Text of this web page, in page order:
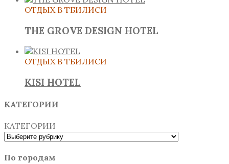
ОТДЫХ В ТБИЛИСИ
THE GROVE DESIGN HOTEL
ОТДЫХ В ТБИЛИСИ
KISI HOTEL
КАТЕГОРИИ
КАТЕГОРИИ
По городам